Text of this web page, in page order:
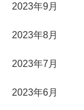
2023年9月
2023年8月
2023年7月
2023年6月